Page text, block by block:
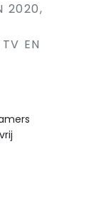
2020,
EN